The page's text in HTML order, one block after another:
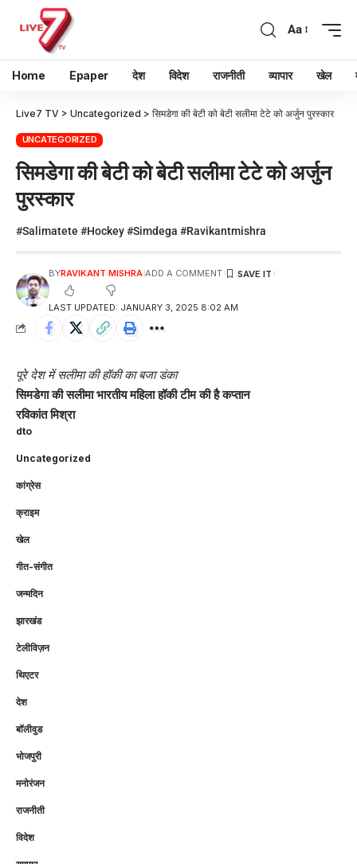
Aa
Home Epaper देश विदेश राजनीती व्यापार खेल
Live7 TV > Uncategorized > सिमडेगा की बेटी को बेटी सलीमा टेटे को अर्जुन पुरस्कार
UNCATEGORIZED
सिमडेगा की बेटी को बेटी सलीमा टेटे को अर्जुन
पुरस्कार
#Salimatete #Hockey #Simdega #Ravikantmishra
LAST UPDATED: JANUARY 3, 2025 8:02 AM
BYRAVIKANT MISHRA ADD A COMMENT
पूरे देश में सलीमा की हॉकी का बजा डंका
सिमडेगा की सलीमा भारतीय महिला हॉकी टीम की है कप्तान
रविकांत मिश्रा
dto
Uncategorized
कांग्रेस
क्राइम
खेल
गीत-संगीत
जन्मदिन
झारखंड
टेलीविज़न
थिएटर
देश
बॉलीवुड
भोजपुरी
मनोरंजन
राजनीती
विदेश